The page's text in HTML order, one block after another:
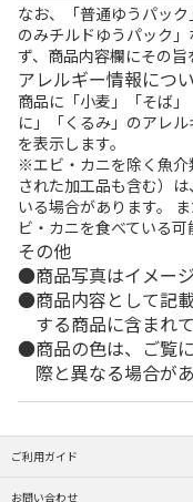
なお、「普通ゆうパッ
のみチルドゆうパック
ず、商品内容欄にその旨
アレルギー情報につ
商品に「小麦」「そば
に」「くるみ」のアレ
を表示します。
※エビ・カニを除く魚
された加工品も含む）
いる場合があります。
ビ・カニを食べている可
その他
商品写真はイメージ
商品内容として記
する商品に含まれ
商品の色は、ご覧
際と異なる場合があ
ご利用ガイド
お問い合わせ